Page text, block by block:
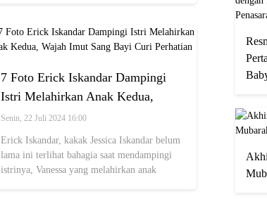
7 Foto Erick Iskandar Dampingi
Istri Melahirkan Anak Kedua,
Wajah Imut Sang Bayi Curi
Perhatian
Senin, 22 Juli 2024 16:00
Erick Iskandar, kakak Jessica Iskandar belum
lama ini terlihat bahagia saat mendampingi
istrinya, Vanessa yang melahirkan anak